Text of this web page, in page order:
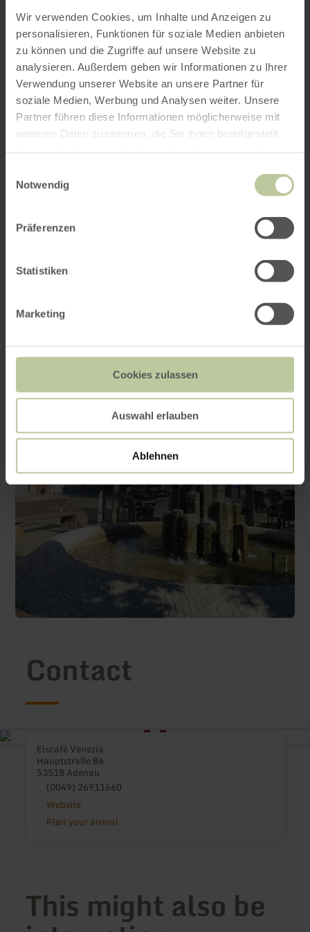
Wir verwenden Cookies, um Inhalte und Anzeigen zu
personalisieren, Funktionen für soziale Medien anbieten
zu können und die Zugriffe auf unsere Website zu
analysieren. Außerdem geben wir Informationen zu Ihrer
Verwendung unserer Website an unsere Partner für
soziale Medien, Werbung und Analysen weiter. Unsere
Partner führen diese Informationen möglicherweise mit
weiteren Daten zusammen, die Sie ihnen bereitgestellt
Notwendig
Präferenzen
Statistiken
Marketing
Cookies zulassen
Auswahl erlauben
Ablehnen
Opening hours
Features / Special features
Categories
Seating capacity
Impressions
Contact
Eiscafé Venezia
Hauptstraße 86
53518 Adenau
(0049) 26911660
Website
Plan your arrival
This might also be